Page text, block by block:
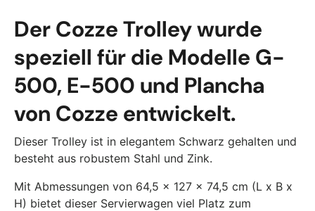
Der Cozze Trolley wurde
speziell für die Modelle G-
500, E-500 und Plancha
von Cozze entwickelt.
Dieser Trolley ist in elegantem Schwarz gehalten und
besteht aus robustem Stahl und Zink.
Mit Abmessungen von 64,5 x 127 x 74,5 cm (L x B x
H) bietet dieser Servierwagen viel Platz zum